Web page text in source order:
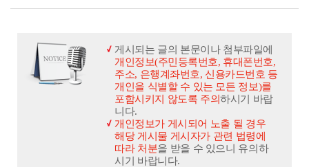
게시되는 글의 본문이나 첨부파일에
개인정보(주민등록번호, 휴대폰번호,
주소, 은행계좌번호, 신용카드번호 등
개인을 식별할 수 있는 모든 정보)를
포함시키지 않도록 주의하시기 바랍
니다.
개인정보가 게시되어 노출 될 경우
해당 게시물 게시자가 관련 법령에
따라 처분을 받을 수 있으니 유의하
시기 바랍니다.